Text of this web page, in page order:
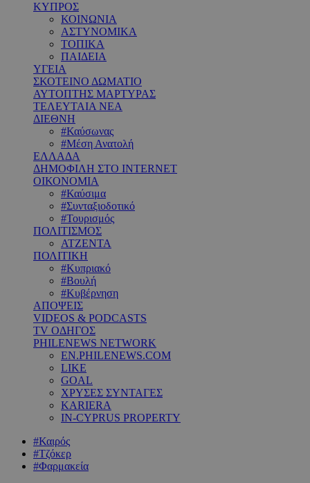
ΚΥΠΡΟΣ
ΚΟΙΝΩΝΙΑ
ΑΣΤΥΝΟΜΙΚΑ
ΤΟΠΙΚΑ
ΠΑΙΔΕΙΑ
ΥΓΕΙΑ
ΣΚΟΤΕΙΝΟ ΔΩΜΑΤΙΟ
ΑΥΤΟΠΤΗΣ ΜΑΡΤΥΡΑΣ
ΤΕΛΕΥΤΑΙΑ ΝΕΑ
ΔΙΕΘΝΗ
#Καύσωνας
#Μέση Ανατολή
ΕΛΛΑΔΑ
ΔΗΜΟΦΙΛΗ ΣΤΟ INTERNET
ΟΙΚΟΝΟΜΙΑ
#Καύσιμα
#Συνταξιοδοτικό
#Τουρισμός
ΠΟΛΙΤΙΣΜΟΣ
ΑΤΖΕΝΤΑ
ΠΟΛΙΤΙΚΗ
#Κυπριακό
#Βουλή
#Κυβέρνηση
ΑΠΟΨΕΙΣ
VIDEOS & PODCASTS
TV ΟΔΗΓΟΣ
PHILENEWS NETWORK
EN.PHILENEWS.COM
LIKE
GOAL
ΧΡΥΣΕΣ ΣΥΝΤΑΓΕΣ
KARIERA
IN-CYPRUS PROPERTY
#Καιρός
#Τζόκερ
#Φαρμακεία